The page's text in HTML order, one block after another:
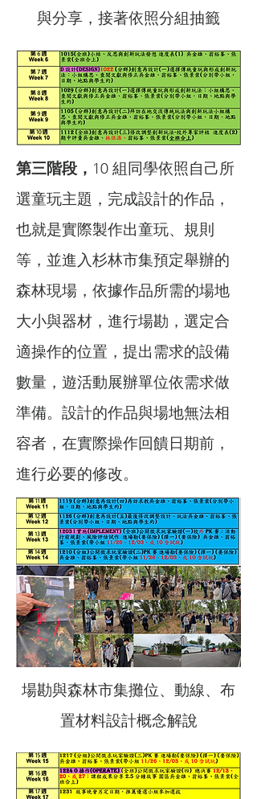
與分享，接著依照分組抽籤
第三階段， 10 組同學依照自己所
選童玩主題，完成設計的作品，
也就是實際製作出童玩、規則
等，並進入杉林市集預定舉辦的
森林現場，依據作品所需的場地
大小與器材，進行場勘，選定合
適操作的位置，提出需求的設備
數量，遊活動展辦單位依需求做
準備。設計的作品與場地無法相
容者，在實際操作回饋日期前，
進行必要的修改。
場勘與森林市集攤位、動線、布
置材料設計概念解說